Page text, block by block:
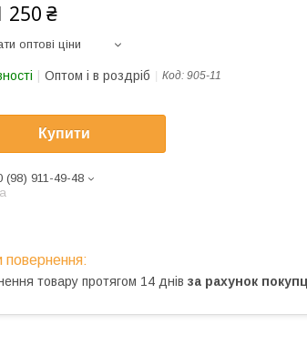
250 ₴
оптові ціни
Оптом і в роздріб Код: 905-11
Купити
(98) 911-49-48
товару протягом 14 днів за рахунок